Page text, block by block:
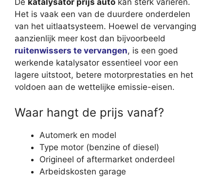
De katalysator prijs auto kan sterk variëren.
Het is vaak een van de duurdere onderdelen
van het uitlaatsysteem. Hoewel de vervanging
aanzienlijk meer kost dan bijvoorbeeld
ruitenwissers te vervangen, is een goed
werkende katalysator essentieel voor een
lagere uitstoot, betere motorprestaties en het
voldoen aan de wettelijke emissie-eisen.
Waar hangt de prijs vanaf?
Automerk en model
Type motor (benzine of diesel)
Origineel of aftermarket onderdeel
Arbeidskosten garage